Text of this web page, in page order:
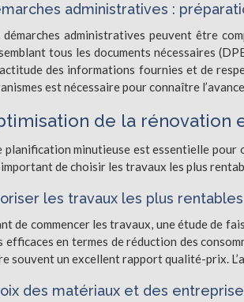
administratives :
démarches administratives peuvent être
tous les documents nécessaires
des informations fournies et de
est nécessaire pour connaître
de la rénovation
planification minutieuse est essentielle
de choisir les travaux les plus
les travaux les plus rentables
de commencer les travaux, une étude de
efficaces en termes de réduction des
souvent un excellent rapport qualité-prix.
des matériaux et des